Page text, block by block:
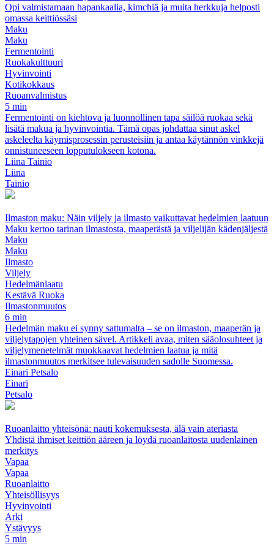
Opi valmistamaan hapankaalia, kimchiä ja muita herkkuja helposti
omassa keittiössäsi
Maku
Maku
Fermentointi
Ruokakulttuuri
Hyvinvointi
Kotikokkaus
Ruoanvalmistus
5 min
Fermentointi on kiehtova ja luonnollinen tapa säilöä ruokaa sekä
lisätä makua ja hyvinvointia. Tämä opas johdattaa sinut askel
askeleelta käymisprosessin perusteisiin ja antaa käytännön vinkkejä
onnistuneeseen lopputulokseen kotona.
Liina Tainio
Liina
Tainio
Ilmaston maku: Näin viljely ja ilmasto vaikuttavat hedelmien laatuun
Maku kertoo tarinan ilmastosta, maaperästä ja viljelijän kädenjäljestä
Maku
Maku
Ilmasto
Viljely
Hedelmänlaatu
Kestävä Ruoka
Ilmastonmuutos
6 min
Hedelmän maku ei synny sattumalta – se on ilmaston, maaperän ja
viljelytapojen yhteinen sävel. Artikkeli avaa, miten sääolosuhteet ja
viljelymenetelmät muokkaavat hedelmien laatua ja mitä
ilmastonmuutos merkitsee tulevaisuuden sadolle Suomessa.
Einari Petsalo
Einari
Petsalo
Ruoanlaitto yhteisönä: nauti kokemuksesta, älä vain ateriasta
Yhdistä ihmiset keittiön ääreen ja löydä ruoanlaitosta uudenlainen
merkitys
Vapaa
Vapaa
Ruoanlaitto
Yhteisöllisyys
Hyvinvointi
Arki
Ystävyys
5 min